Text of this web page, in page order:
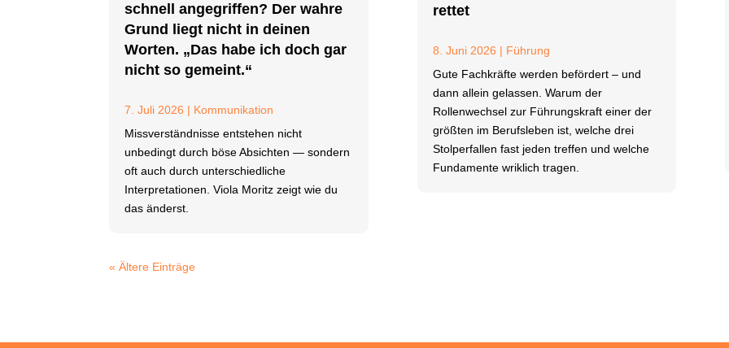
schnell angegriffen? Der wahre
Grund liegt nicht in deinen
Worten. „Das habe ich doch gar
nicht so gemeint.“
7. Juli 2026 | Kommunikation
Missverständnisse entstehen nicht
unbedingt durch böse Absichten — sondern
oft auch durch unterschiedliche
Interpretationen. Viola Moritz zeigt wie du
das änderst.
rettet
8. Juni 2026 | Führung
Gute Fachkräfte werden befördert – und
dann allein gelassen. Warum der
Rollenwechsel zur Führungskraft einer der
größten im Berufsleben ist, welche drei
Stolperfallen fast jeden treffen und welche
Fundamente wriklich tragen.
« Ältere Einträge